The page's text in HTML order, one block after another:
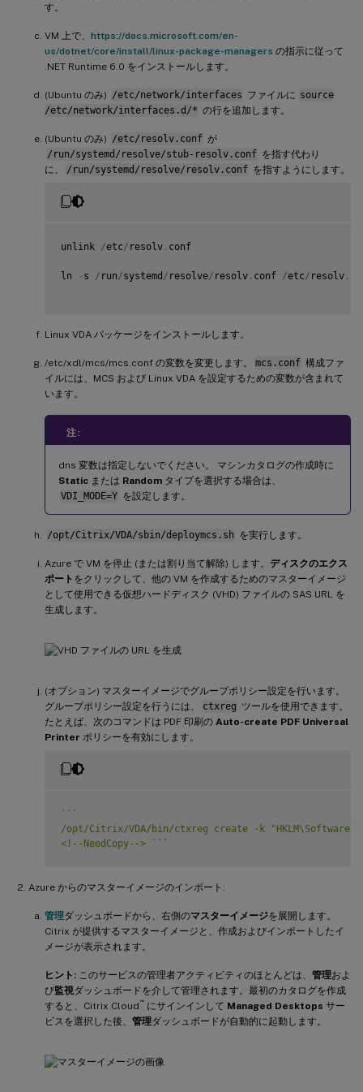
す。
VM 上で、 https://docs.microsoft.com/en-
us/dotnet/core/install/linux-package-managers の指示に従って
.NET Runtime 6.0 をインストールします。
(Ubuntu のみ) /etc/network/interfaces ファイルに source
/etc/network/interfaces.d/* の行を追加します。
(Ubuntu のみ) /etc/resolv.conf が
/run/systemd/resolve/stub-resolv.conf を指す代わり
に、
/run/systemd/resolve/resolv.conf を指すようにします。
unlink /etc/ resolv . conf
ln - s / run/systemd / resolve/ resolv . conf /etc/ resolv .
Linux VDA パッケージをインストールします。
/etc/xdl/mcs/mcs.conf の変数を変更します。 mcs.conf 構成ファ
イルには、MCS および Linux VDA を設定するための変数が含まれて
います。
注:
dns 変数は指定しないでください。 マシンカタログの作成時に
Static または Random タイプを選択する場合は、
VDI_MODE=Y を設定します。
/opt/Citrix/VDA/sbin/deploymcs.sh を実行します。
Azure で VM を停止 (または割り当て解除) します。 ディスクのエクス
ポート をクリックして、他の VM を作成するためのマスターイメージ
として使用できる仮想ハードディスク (VHD) ファイルの SAS URL を
生成します。
(オプション) マスターイメージでグループポリシー設定を行います。
グループポリシー設定を行うには、
ctxreg ツールを使用できます。
たとえば、次のコマンドは PDF 印刷の Auto-create PDF Universal
Printer ポリシーを有効にします。
` ` `
/opt/Citrix/VDA/bin/ctxreg create -k
<!--NeedCopy-->
` ` `
Azure からのマスターイメージのインポート:
管理ダッシュボードから、右側のマスターイメージを展開します。
Citrix が提供するマスターイメージと、作成およびインポートしたイ
メージが表示されます。
ヒント: このサービスの管理者アクティビティのほとんどは、 管理およ
び監視ダッシュボードを介して管理されます。最初のカタログを作成
すると、Citrix Cloud ™ にサインインして Managed Desktops サー
ビスを選択した後、 管理ダッシュボードが自動的に起動します。